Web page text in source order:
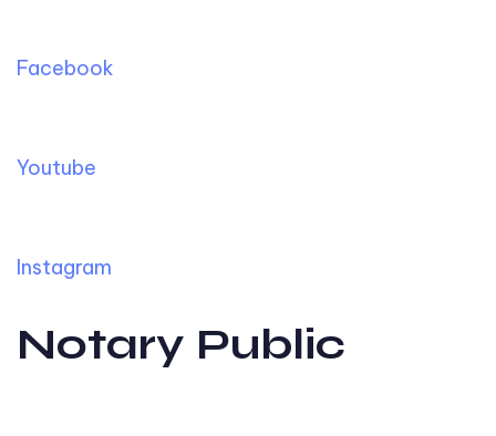
Facebook
Youtube
Instagram
Notary Public